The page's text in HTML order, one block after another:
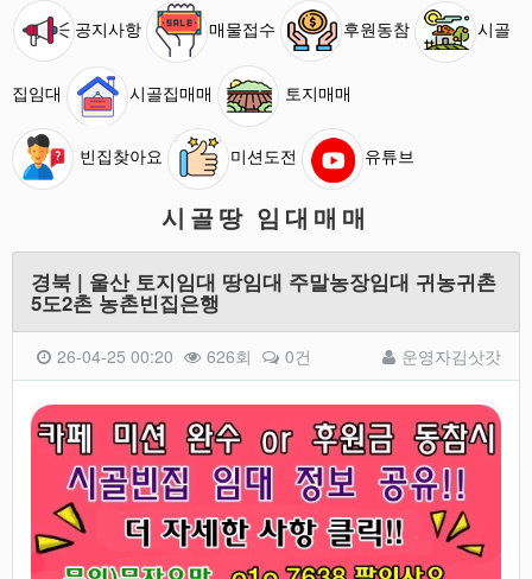
공지사항 매물접수 후원동참 시골
집임대 시골집매매 토지매매
빈집찾아요 미션도전 유튜브
시골땅 임대매매
경북 | 울산 토지임대 땅임대 주말농장임대 귀농귀촌
5도2촌 농촌빈집은행
운영자김삿갓
26-04-25 00:20 626회 0건
본문